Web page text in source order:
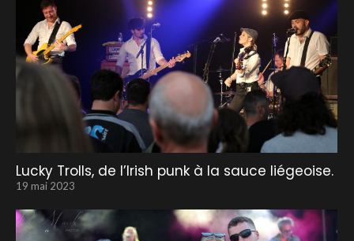
Lucky Trolls, de l’Irish punk à la sauce liégeoise.
19 mai 2023